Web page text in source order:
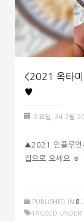
<2021 옥타미
♥
수요일, 24 2월
▲2021 인플루언
집으로 오세요 ㅎ
PUBLISHED IN 8.
TAGGED UNDER: